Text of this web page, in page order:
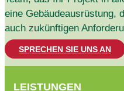
eine Gebäudeausrüstung,
auch zukünftigen
SPRECHEN SIE UNS AN
LEISTUNGEN